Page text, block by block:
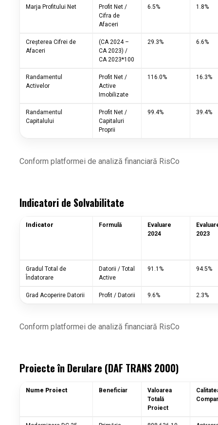
Marja Profitului Net
Profit Net /
Cifra de
Afaceri
6.5% 1.8%
Creșterea Cifrei de
Afaceri
(CA 2024 –
CA 2023) /
CA 2023*100
29.3% 6.6%
Randamentul
Activelor
Profit Net /
Active
Imobilizate
116.0% 16.3%
Randamentul
Capitalului
Profit Net /
Capitaluri
Proprii
99.4% 39.4%
Conform platformei de analiză financiară RisCo
Indicatori de Solvabilitate
Indicator Formulă
Evaluare
2024
2023
Gradul Total de
Îndatorare
Datorii / Total
Active
91.1% 94.5%
Grad Acoperire Datorii Profit / Datorii 9.6% 2.3%
Conform platformei de analiză financiară RisCo
Proiecte în Derulare (DAF TRANS 2000)
Nume Proiect Beneficiar
Valoarea
Totală
Proiect